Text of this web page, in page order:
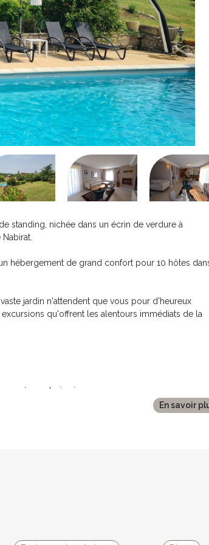
standing, nichée dans un écrin de verdure à
hébergement de grand confort pour 10 hôtes
jardin n'attendent que vous pour d'heureux
qu'offrent les alentours immédiats de la
sur trois niveaux.
deux grandes baies vitrées. Agencé en différents
plus que généreux pour vous permettre de cuisiner
meublée d'une grande table et 8 chaises. Sa
En savoir